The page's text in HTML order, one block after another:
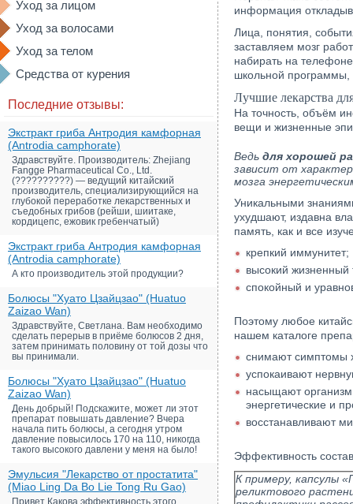
Уход за лицом
Уход за волосами
Уход за телом
Средства от курения
Последние отзывы:
Экстракт гриба Антродия камфорная
(Antrodia camphorate)
Здравствуйте. Производитель: Zhejiang
Fangge Pharmaceutical Co., Ltd.
(??????????) — ведущий китайский
производитель, специализирующийся на
глубокой переработке лекарственных и
съедобных грибов (рейши, шиитаке,
кордицепс, ежовик гребенчатый)
Экстракт гриба Антродия камфорная
(Antrodia camphorate)
А кто производитель этой продукции?
Болюсы "Хуато Цзайцзао" (Huatuo
Zaizao Wan)
Здравствуйте, Светлана. Вам необходимо
сделать перерыв в приёме болюсов 2 дня,
затем принимать половину от той дозы что
вы принимали.
Болюсы "Хуато Цзайцзао" (Huatuo
Zaizao Wan)
День добрый! Подскажите, может ли этот
препарат повышать давление? Вчера
начала пить болюсы, а сегодня утром
давление повысилось 170 на 110, никогда
такого высокого давлени у меня на было!
Эмульсия "Лекарство от простатита"
(Miao Ling Da Bo Lie Tong Ru Gao)
Привет Какова эффективность этого
информация
Лица, понятия,
заставляем мозг
набирать на
школьной программы,
Лучшие лекарства
На точность, объём
вещи и жизненные
Ведь для хорошей
зависит от
мозга
Уникальными
ухудшают, издавна
память, как и все
крепкий иммунитет;
высокий жизненный
спокойный и
Поэтому любое
нашем каталоге
снимают симптомы
успокаивают
насыщают
энергетические и
восстанавливают
Эффективность
К примеру, капсулы
реликтового